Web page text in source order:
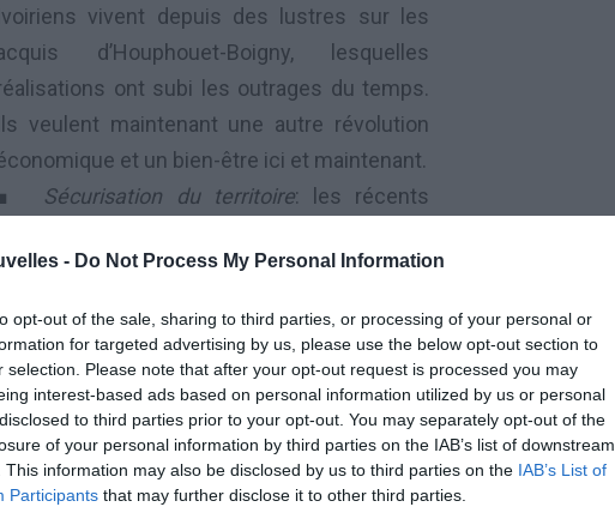
- Do Not Process My Personal Information
opt-out of the sale, sharing to third parties, or processing of your personal or
for targeted advertising by us, please use the below opt-out section to
selection. Please note that after your opt-out request is processed you may
interest-based ads based on personal information utilized by us or personal
to third parties prior to your opt-out. You may separately opt-out of the
of your personal information by third parties on the IAB’s list of downstream
This information may also be disclosed by us to third parties on the IAB’s List of
Participants that may further disclose it to other third parties.
vivent depuis des lustres sur les
d’Houphouet-Boigny, lesquelles
ont subi les outrages du temps.
veulent maintenant une autre révolution
et un bien-être ici et maintenant.
Sécurisation du territoire: les récents
un 4ème Burkinabè a été tué le 9 janvier)
autant de piqûres de rappel que l’insécurité
: l’attelage ADO-Soro tient mais tôt ou tard
sécurisé, les défis ne restent pas
fait que le petit caillou dans le soulier
l’insécurité qui, depuis les malheureux